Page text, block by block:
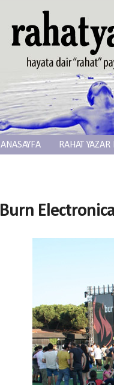
ANASAYFA RAHAT
Burn